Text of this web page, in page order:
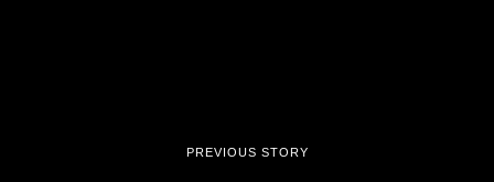
PREVIOUS STORY